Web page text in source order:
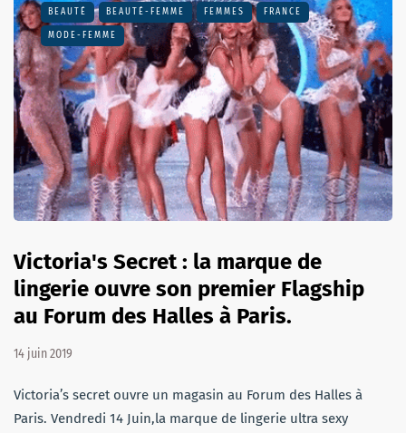
BEAUTÉ BEAUTÉ-FEMME FEMMES FRANCE
MODE-FEMME
Victoria's Secret : la marque de
lingerie ouvre son premier Flagship
au Forum des Halles à Paris.
14 juin 2019
Victoria’s secret ouvre un magasin au Forum des Halles à
Paris. Vendredi 14 Juin,la marque de lingerie ultra sexy